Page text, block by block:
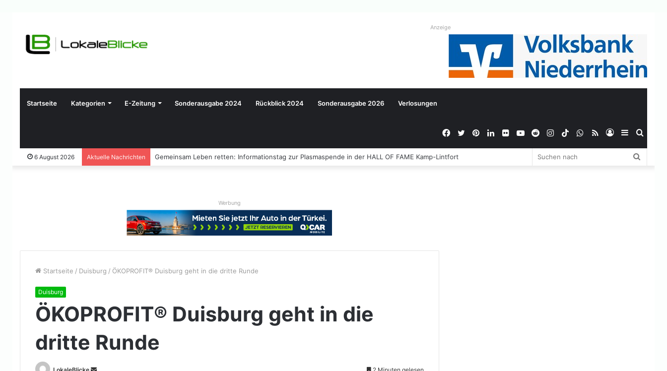
Anzeige
Startseite Kategorien E-Zeitung Sonderausgabe 2024 Rückblick 2024 Sonderausgabe 2026 Verlosungen
Sidebar
Anmelden
RSS
WhatsApp
TikTok
Instagram
Reddit
YouTube
Flickr
LinkedIn
Pinterest
Twitter
Facebook
6 August 2026 Aktuelle Nachrichten Gemeinsam Leben retten: Informationstag zur Plasmaspende in der HALL OF FAME Kamp-Lintfort
Werbung
Startseite / Duisburg / ÖKOPROFIT® Duisburg geht in die dritte Runde
Duisburg
ÖKOPROFIT® Duisburg geht in die
dritte Runde
Sende